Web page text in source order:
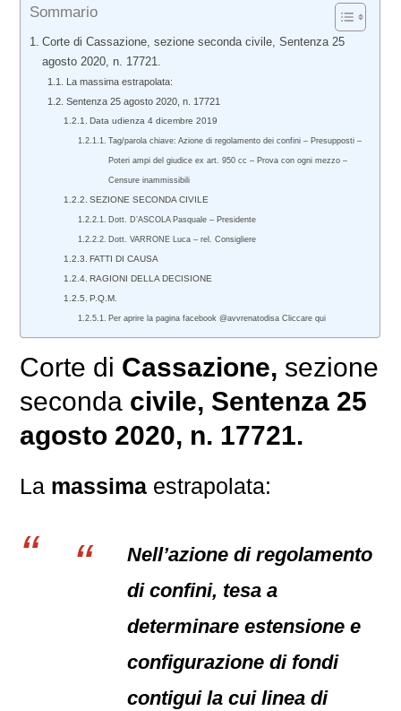
Sommario
Corte di Cassazione, sezione seconda civile, Sentenza 25
agosto 2020, n. 17721.
La massima estrapolata:
Sentenza 25 agosto 2020, n. 17721
Data udienza 4 dicembre 2019
Tag/parola chiave: Azione di regolamento dei confini – Presupposti –
Poteri ampi del giudice ex art. 950 cc – Prova con ogni mezzo –
Censure inammissibili
SEZIONE SECONDA CIVILE
Dott. D’ASCOLA Pasquale – Presidente
Dott. VARRONE Luca – rel. Consigliere
FATTI DI CAUSA
RAGIONI DELLA DECISIONE
P.Q.M.
Per aprire la pagina facebook @avvrenatodisa Cliccare qui
Corte di Cassazione, sezione
seconda civile, Sentenza 25
agosto 2020, n. 17721.
La massima estrapolata:
Nell’azione di regolamento
di confini, tesa a
determinare estensione e
configurazione di fondi
contigui la cui linea di